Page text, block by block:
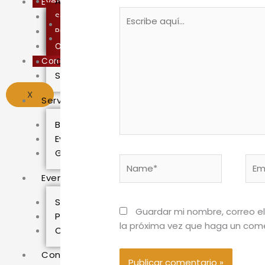
Semana Aniversario
Premios y Condecoraciones
Operativos Especiales
Contacto
X
Convocatorias
Comunicados
Secretaría de Finanzas
Servicios
Biblioteca
Eventos
Galería
Eventos
Semana Aniversario
Premios y Condecoraciones
Operativos Especiales
Contacto
aquí...
Guardar mi nombre, correo
la próxima vez que haga un